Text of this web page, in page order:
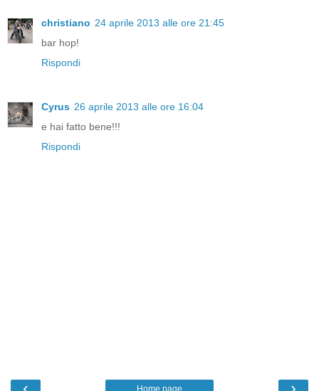
christiano 24 aprile 2013 alle ore 21:45
bar hop!
Rispondi
Cyrus 26 aprile 2013 alle ore 16:04
e hai fatto bene!!!
Rispondi
Home page